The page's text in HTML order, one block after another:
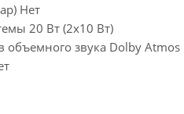
Нет
20 Вт (2х10 Вт)
объемного звука Dolby Atmos